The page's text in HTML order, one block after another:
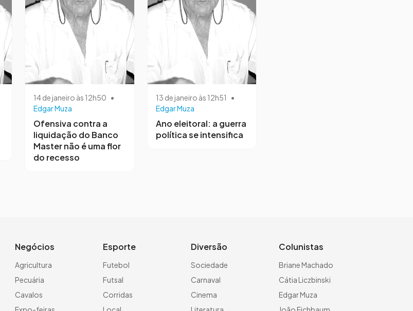
14 de janeiro às 12h50 •
Edgar Muza
Ofensiva contra a
liquidação do Banco
Master não é uma flor
do recesso
13 de janeiro às 12h51
•
Edgar Muza
Ano eleitoral: a guerra
política se intensifica
Negócios
Agricultura
Pecuária
Cavalos
Esporte
Futebol
Futsal
Corridas
Diversão
Sociedade
Carnaval
Cinema
Colunistas
Briane Machado
Cátia Liczbinski
Edgar Muza